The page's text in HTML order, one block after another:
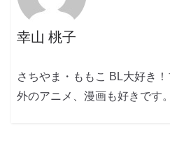
幸山 桃子
さちやま・ももこ BL大好き
外のアニメ、漫画も好きです。